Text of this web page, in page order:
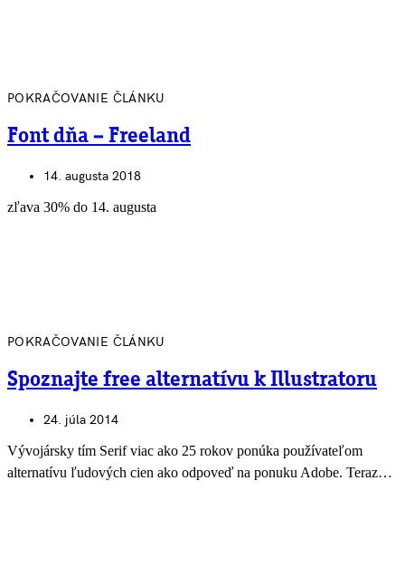
POKRAČOVANIE ČLÁNKU
Font dňa – Freeland
14. augusta 2018
zľava 30% do 14. augusta
POKRAČOVANIE ČLÁNKU
Spoznajte free alternatívu k Illustratoru
24. júla 2014
Vývojársky tím Serif viac ako 25 rokov ponúka používateľom
alternatívu ľudových cien ako odpoveď na ponuku Adobe. Teraz…